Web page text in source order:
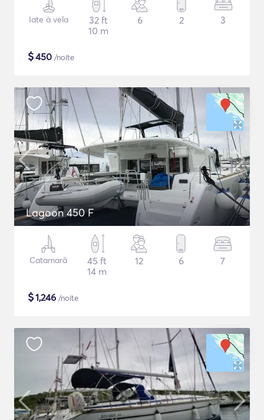
Iate à vela
32 ft
10 m
6 2 3
$450 /noite
Lagoon 450 F
Catamarã
45 ft
14 m
12 6 7
$1,246 /noite